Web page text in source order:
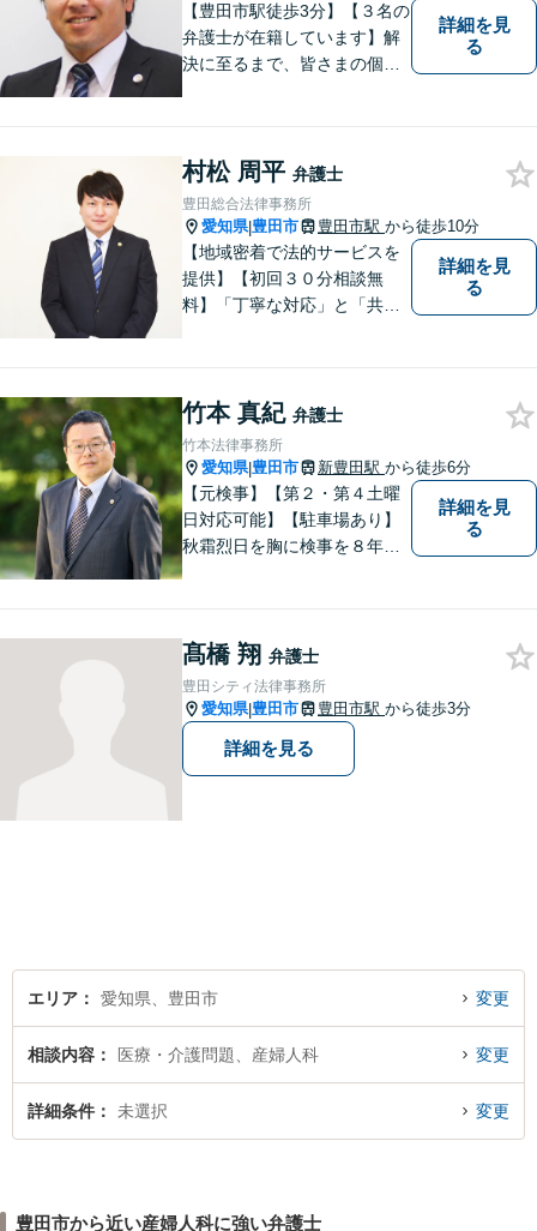
【豊田市駅徒歩3分】【３名の
弁護士が在籍しています】解
決に至るまで、皆さまの個別
続問題／刑事事件／企業法務
など幅広く対応。どうぞお気
軽にご相談ください。
詳細を見
る
村松 周平 弁護士
豊田総合法律事務所
愛知県|豊田市 豊田市駅 から徒歩10分
【地域密着で法的サービスを
提供】【初回３０分相談無
料】「丁寧な対応」と「共
詳細を見
る
竹本 真紀 弁護士
竹本法律事務所
愛知県|豊田市 新豊田駅 から徒歩6分
【元検事】【第２・第４土曜
日対応可能】【駐車場あり】
秋霜烈日を胸に検事を８年，
添い，「この地域」の方々の
悩みに対して一緒に解決を目
指したいと思います。お待ち
しております。
詳細を見
る
髙橋 翔 弁護士
豊田シティ法律事務所
愛知県|豊田市 豊田市駅 から徒歩3分
詳細を見る
エリア 愛知県、豊田市 変更
相談内容 医療・介護問題、産婦人科 変更
詳細条件 未選択 変更
豊田市から近い産婦人科に強い弁護士